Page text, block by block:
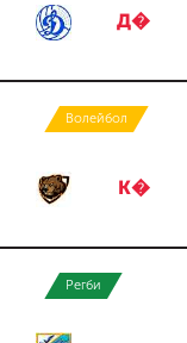
Д�
Волейбол
К�
Регби